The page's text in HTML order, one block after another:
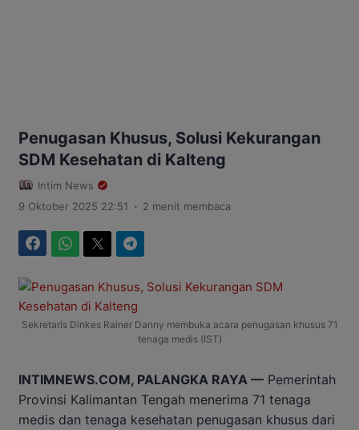
Penugasan Khusus, Solusi Kekurangan
SDM Kesehatan di Kalteng
Intim News
9 Oktober 2025 22:51
. 2 menit membaca
Sekretaris Dinkes Rainer Danny membuka acara penugasan khusus 71
tenaga medis (IST)
INTIMNEWS.COM, PALANGKA RAYA — Pemerintah
Provinsi Kalimantan Tengah menerima 71 tenaga
medis dan tenaga kesehatan penugasan khusus dari